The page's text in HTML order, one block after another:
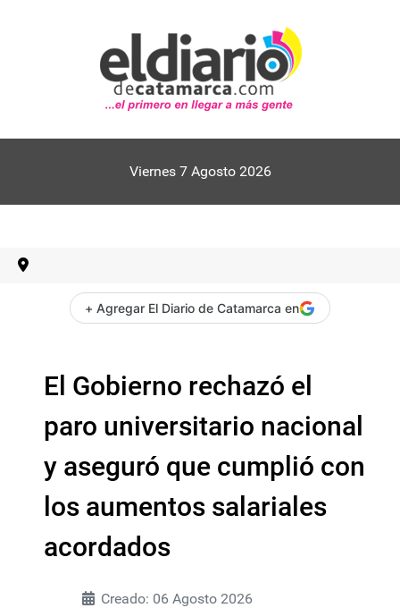
Viernes 7 Agosto 2026
+ Agregar El Diario de Catamarca en
El Gobierno rechazó el
paro universitario nacional
y aseguró que cumplió con
los aumentos salariales
acordados
Creado: 06 Agosto 2026